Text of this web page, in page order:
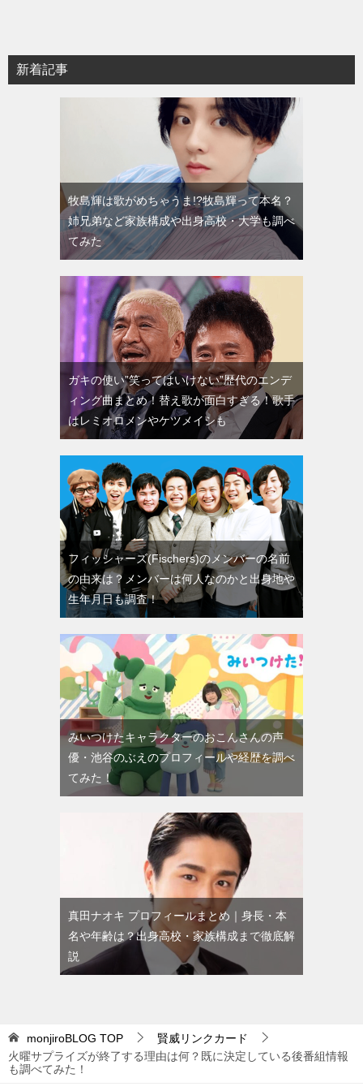
新着記事
牧島輝は歌がめちゃうま!?牧島輝って本名？
姉兄弟など家族構成や出身高校・大学も調べ
てみた
ガキの使い”笑ってはいけない”歴代のエンデ
ィング曲まとめ！替え歌が面白すぎる！歌手
はレミオロメンやケツメイシも
フィッシャーズ(Fischers)のメンバーの名前
の由来は？メンバーは何人なのかと出身地や
生年月日も調査！
みいつけたキャラクターのおこんさんの声
優・池谷のぶえのプロフィールや経歴を調べ
てみた！
真田ナオキ プロフィールまとめ｜身長・本
名や年齢は？出身高校・家族構成まで徹底解
説
monjiroBLOG TOP
賢威リンクカード
火曜サプライズが終了する理由は何？既に決定している後番組情報
も調べてみた！